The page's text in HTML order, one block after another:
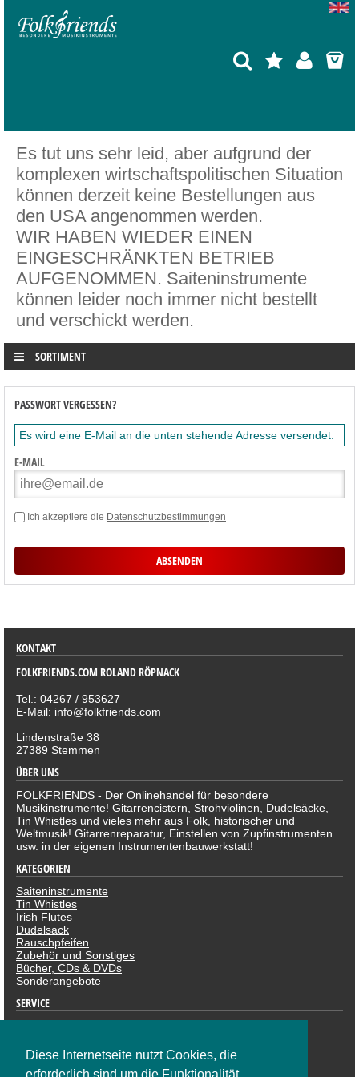
Diese Internetseite nutzt Cookies, die
Es tut uns sehr leid, aber aufgrund der
komplexen wirtschaftspolitischen Situation
können derzeit keine Bestellungen aus
den USA angenommen werden.
WIR HABEN WIEDER EINEN
EINGESCHRÄNKTEN BETRIEB
AUFGENOMMEN. Saiteninstrumente
können leider noch immer nicht bestellt
und verschickt werden.
SORTIMENT
PASSWORT VERGESSEN?
Es wird eine E-Mail an die unten stehende Adresse versendet.
E-MAIL
Ich akzeptiere die Datenschutzbestimmungen
KONTAKT
FOLKFRIENDS.COM ROLAND RÖPNACK
Tel.: 04267 / 953627
E-Mail: info@folkfriends.com
Lindenstraße 38
27389 Stemmen
ÜBER UNS
FOLKFRIENDS - Der Onlinehandel für besondere
Musikinstrumente! Gitarrencistern, Strohviolinen, Dudelsäcke,
Tin Whistles und vieles mehr aus Folk, historischer und
Weltmusik! Gitarrenreparatur, Einstellen von Zupfinstrumenten
usw. in der eigenen Instrumentenbauwerkstatt!
KATEGORIEN
Saiteninstrumente
Tin Whistles
Irish Flutes
Dudelsack
Rauschpfeifen
Zubehör und Sonstiges
Bücher, CDs & DVDs
Sonderangebote
SERVICE
Widerruf
ZAHLUNGSARTEN